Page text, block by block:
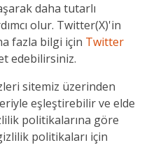
daha tutarlı
olur. Twitter(X)'in
fazla bilgi için Twitter
edebilirsiniz.
sitemiz üzerinden
eşleştirebilir ve elde
politikalarına göre
politikaları için